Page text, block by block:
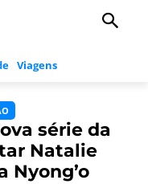
Viagens
série da
Natalie
Nyong’o